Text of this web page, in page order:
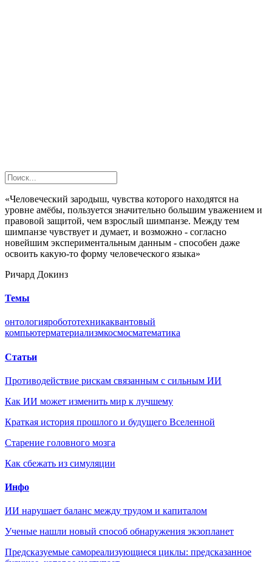
«Человеческий зародыш, чувства которого находятся на
уровне амёбы, пользуется значительно большим уважением и
правовой защитой, чем взрослый шимпанзе. Между тем
шимпанзе чувствует и думает, и возможно - согласно
новейшим экспериментальным данным - способен даже
освоить какую-то форму человеческого языка»
Ричард Докинз
Темы
онтологияробототехникаквантовый
компьютерматериализмкосмосматематика
Статьи
Противодействие рискам связанным с сильным ИИ
Как ИИ может изменить мир к лучшему
Краткая история прошлого и будущего Вселенной
Старение головного мозга
Как сбежать из симуляции
Инфо
ИИ нарушает баланс между трудом и капиталом
Ученые нашли новый способ обнаружения экзопланет
Предсказуемые самореализующиеся циклы: предсказанное